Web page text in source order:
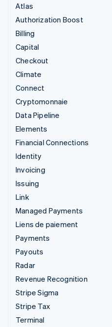
Atlas
Authorization Boost
Billing
Capital
Checkout
Climate
Connect
Cryptomonnaie
Data Pipeline
Elements
Financial Connections
Identity
Invoicing
Issuing
Link
Managed Payments
Liens de paiement
Payments
Payouts
Radar
Revenue Recognition
Stripe Sigma
Stripe Tax
Terminal